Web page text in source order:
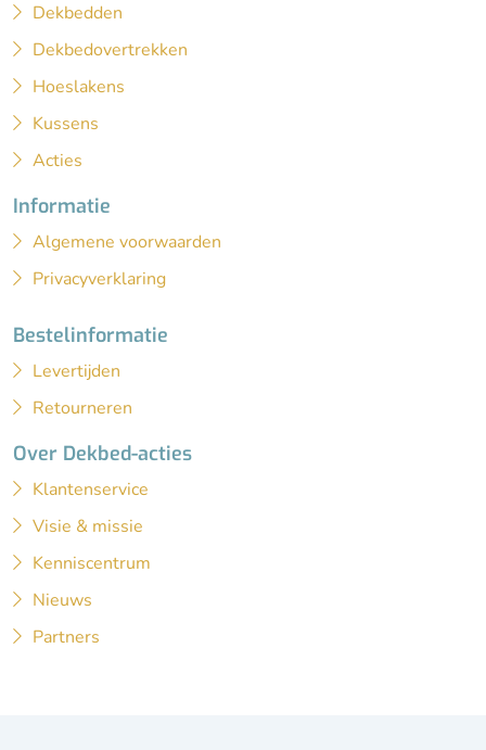
Dekbedden
Dekbedovertrekken
Hoeslakens
Kussens
Acties
Informatie
Algemene voorwaarden
Privacyverklaring
Bestelinformatie
Levertijden
Retourneren
Over Dekbed-acties
Klantenservice
Visie & missie
Kenniscentrum
Nieuws
Partners